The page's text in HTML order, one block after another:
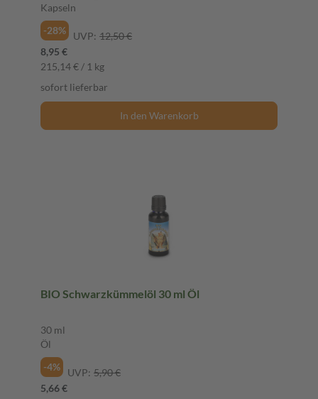
Kapseln
-28%
UVP: 12,50 €
8,95 €
215,14 € / 1 kg
sofort lieferbar
In den Warenkorb
BIO Schwarzkümmelöl 30 ml Öl
30 ml
Öl
-4%
UVP: 5,90 €
5,66 €